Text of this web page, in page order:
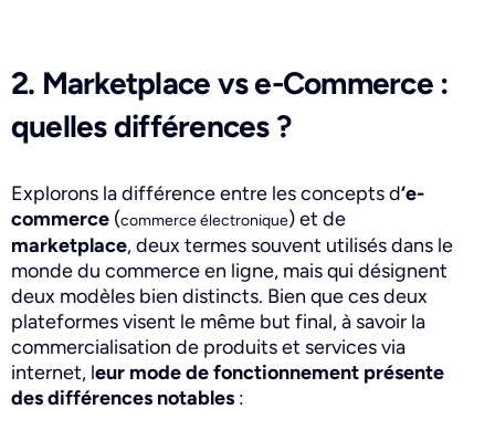
2. Marketplace vs e-Commerce :
quelles différences ?
Explorons la différence entre les concepts d‘e-
commerce (commerce électronique) et de
marketplace, deux termes souvent utilisés dans le
monde du commerce en ligne, mais qui désignent
deux modèles bien distincts. Bien que ces deux
plateformes visent le même but final, à savoir la
commercialisation de produits et services via
internet, leur mode de fonctionnement présente
des différences notables :